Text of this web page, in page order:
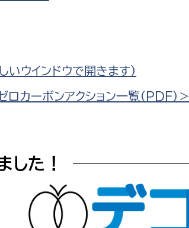
しいウインドウで開きます）
カーボンアクション一覧（PDF）＞
した！